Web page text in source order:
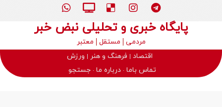
پایگاه خبری و تحلیلی نبض خبر
مردمی مستقل
معتبر
اقتصاد
فرهنگ و هنر
ورزش
تماس باما درباره ما جستجو